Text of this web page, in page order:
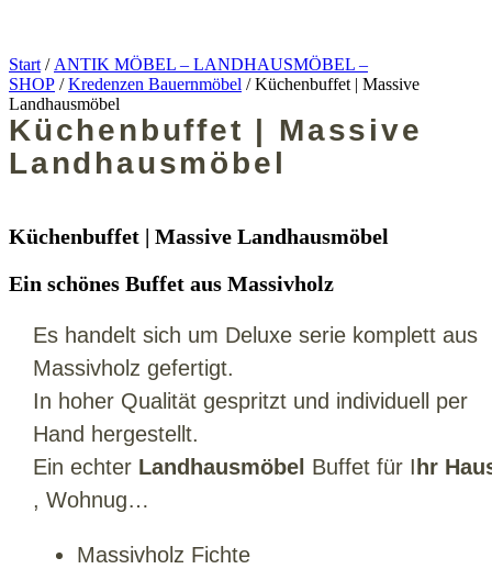
Start / ANTIK MÖBEL – LANDHAUSMÖBEL –
SHOP /Kredenzen Bauernmöbel / Küchenbuffet | Massive
Landhausmöbel
Küchenbuffet | Massive
Landhausmöbel
Küchenbuffet | Massive Landhausmöbel
Ein schönes Buffet aus Massivholz
Es handelt sich um Deluxe serie komplett aus
Massivholz gefertigt.
In hoher Qualität gespritztund individuell per
Hand hergestellt.
Ein echter Landhausmöbel Buffet für I hr
, Wohnug…
Massivholz Fichte